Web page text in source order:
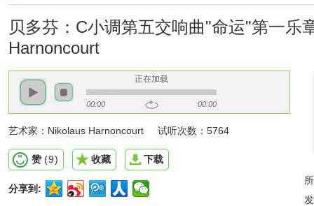
贝多芬：C小调第五交响曲"命运"第一乐
Harnoncourt
正在加载
00:00 00:00
艺术家： Nikolaus Harnoncourt 试听次数： 5764
赞 (9) 收藏 下载
分享到: